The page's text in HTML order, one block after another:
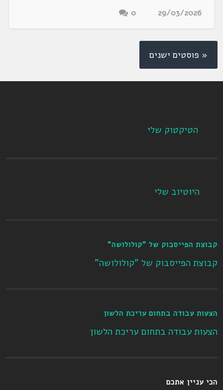
29/03/2026
0
« פוסטים ישנים
הטיקטוק שלי
היוטיוב שלי
קבוצת הפייסבוק של "קולולושה"
קבוצת הפייסבוק של "קולולושה"
הצעות עבודה בתחום עריכת הלשון
הצעות עבודה בתחום עריכת הלשון
הכי עניין אתכם